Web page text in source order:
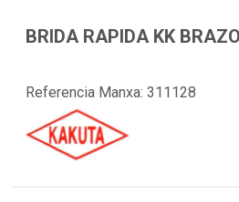
BRIDA RAPIDA KK
Referencia Manxa: 311128